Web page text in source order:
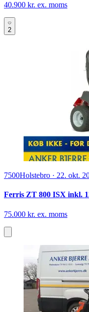
40.900 kr. ex. moms
2
7500Holstebro · 22. okt.
Ferris ZT 800 ISX inkl.
75.000 kr. ex. moms